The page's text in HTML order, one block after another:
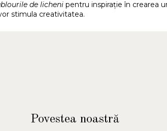
de licheni pentru inspirație în crearea
stimula creativitatea.
Povestea noastră